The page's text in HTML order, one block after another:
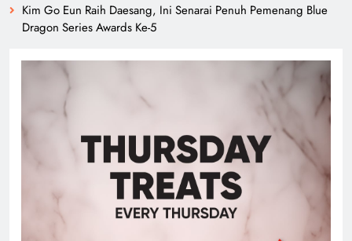
Kim Go Eun Raih Daesang, Ini Senarai Penuh Pemenang Blue
Dragon Series Awards Ke-5